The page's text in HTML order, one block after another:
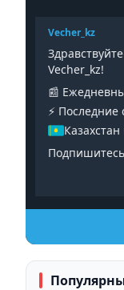
Vecher_kz
Vecher_kz!
📰
⚡️ Последние